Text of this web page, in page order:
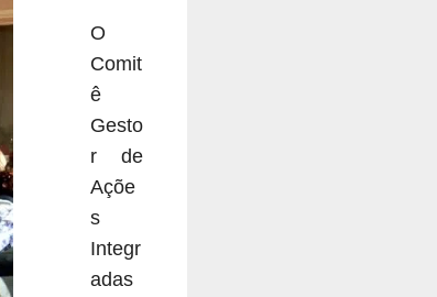
O
Comit
ê
Gesto
r de
Açõe
s
Integr
adas